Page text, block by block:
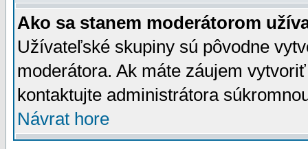
Ako sa stanem moderátorom
Užívateľské skupiny sú pôvodne
moderátora. Ak máte záujem
kontaktujte administrátora
Návrat hore